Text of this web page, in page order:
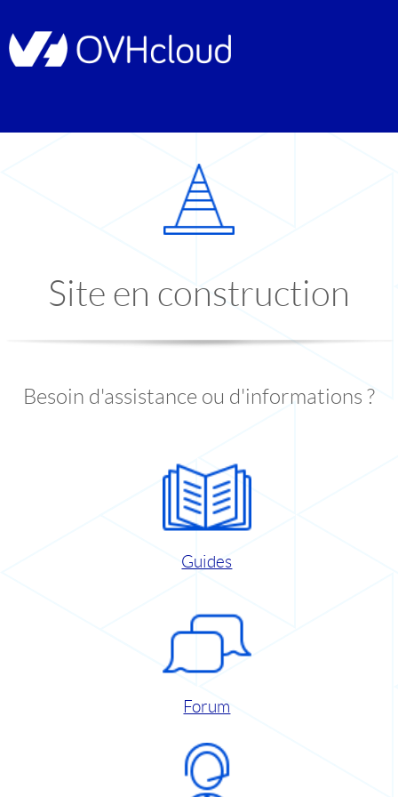
Site en construction
Besoin d'assistance ou d'informations ?
Guides
Forum